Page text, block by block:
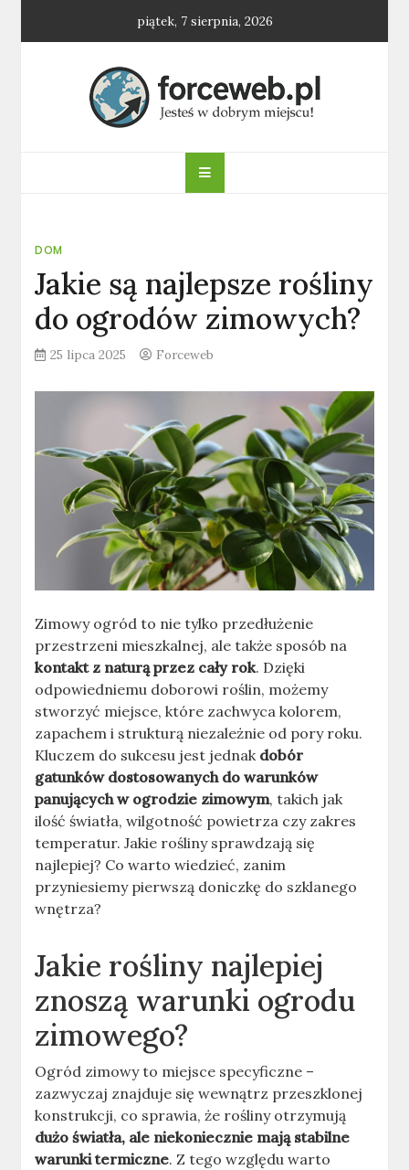
piątek, 7 sierpnia, 2026
forceweb.pl
DOM
Jakie są najlepsze rośliny
do ogrodów zimowych?
25 lipca 2025 Forceweb
Zimowy ogród to nie tylko przedłużenie
przestrzeni mieszkalnej, ale także sposób na
kontakt z naturą przez cały rok. Dzięki
odpowiedniemu doborowi roślin, możemy
stworzyć miejsce, które zachwyca kolorem,
zapachem i strukturą niezależnie od pory roku.
Kluczem do sukcesu jest jednak dobór
gatunków dostosowanych do warunków
panujących w ogrodzie zimowym, takich jak
ilość światła, wilgotność powietrza czy zakres
temperatur. Jakie rośliny sprawdzają się
najlepiej? Co warto wiedzieć, zanim
przyniesiemy pierwszą doniczkę do szklanego
wnętrza?
Jakie rośliny najlepiej
znoszą warunki ogrodu
zimowego?
Ogród zimowy to miejsce specyficzne –
zazwyczaj znajduje się wewnątrz przeszklonej
konstrukcji, co sprawia, że rośliny otrzymują
dużo światła, ale niekoniecznie mają stabilne
warunki termiczne. Z tego względu warto